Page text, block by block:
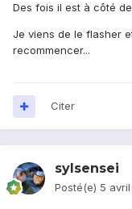
Des fois il est à côté
Je viens de le flasher
recommencer...
Citer
sylsensei
Posté(e) 5 avril